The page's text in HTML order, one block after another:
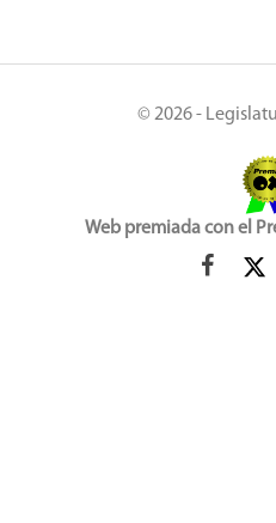
© 2026 -
Web premiada con el